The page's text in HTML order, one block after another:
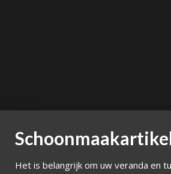
Het is belangrijk om uw veranda en